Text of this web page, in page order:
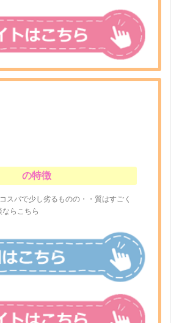
の特徴
スパで少し劣るものの・・質はすごく
ならこちら